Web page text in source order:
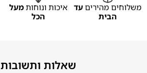
משלוחים מהיריםעד
הבית
איכות ונוחותמעל
הכל
שאלות ותשובות